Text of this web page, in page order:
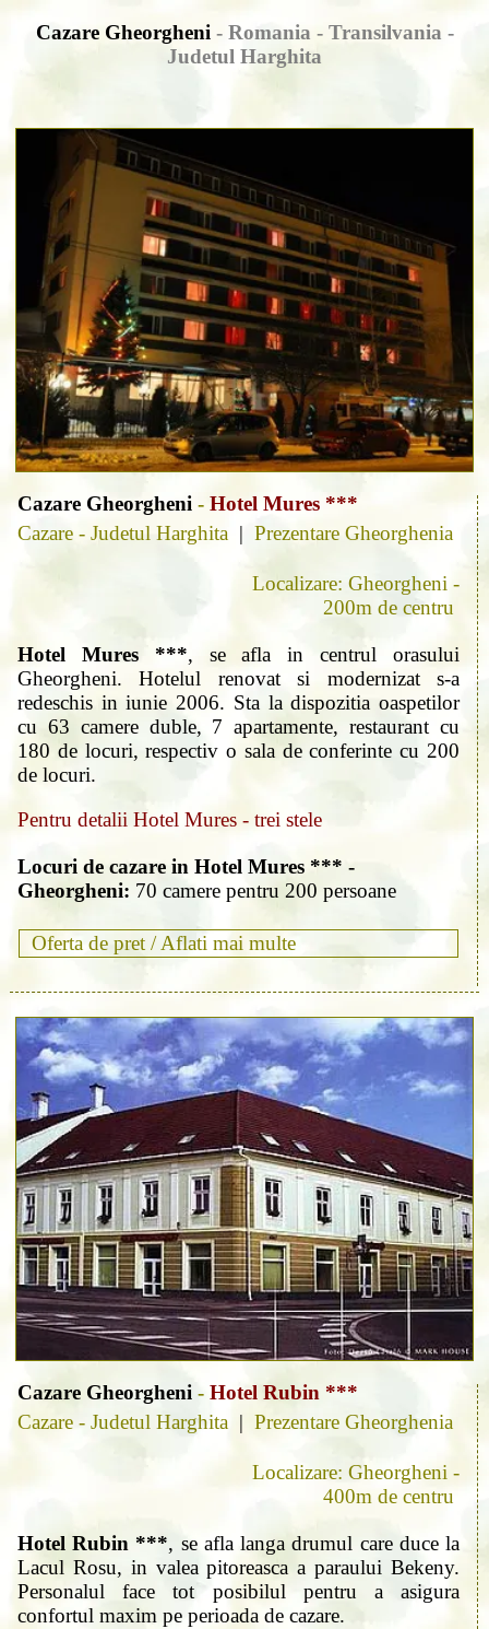
Cazare Gheorgheni - Romania - Transilvania -
Judetul Harghita
Cazare Gheorgheni - Hotel Mures ***
Cazare - Judetul Harghita | Prezentare Gheorghenia
Localizare: Gheorgheni -
200m de centru
Hotel Mures ***, se afla in centrul orasului
Gheorgheni. Hotelul renovat si modernizat s-a
redeschis in iunie 2006. Sta la dispozitia oaspetilor
cu 63 camere duble, 7 apartamente, restaurant cu
180 de locuri, respectiv o sala de conferinte cu 200
de locuri.
Pentru detalii Hotel Mures - trei stele
Locuri de cazare in Hotel Mures *** -
Gheorgheni: 70 camere pentru 200 persoane
Oferta de pret / Aflati mai multe
Cazare Gheorgheni - Hotel Rubin ***
Cazare - Judetul Harghita | Prezentare Gheorghenia
Localizare: Gheorgheni -
400m de centru
Hotel Rubin ***, se afla langa drumul care duce la
Lacul Rosu, in valea pitoreasca a paraului Bekeny.
Personalul face tot posibilul pentru a asigura
confortul maxim pe perioada de cazare.